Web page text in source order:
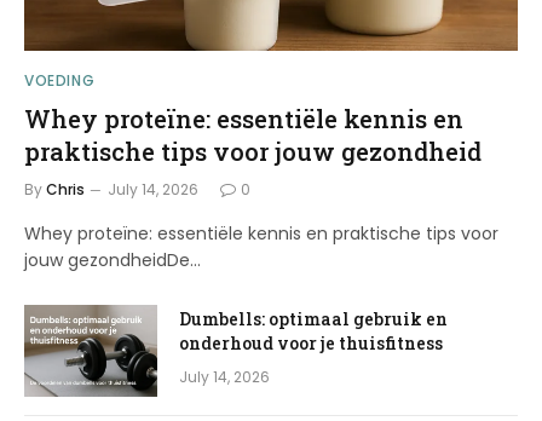
VOEDING
Whey proteïne: essentiële kennis en
praktische tips voor jouw gezondheid
ByChris July 14, 2026 0
Whey proteïne: essentiële kennis en praktische tips voor
jouw gezondheidDe…
Dumbells: optimaal gebruik en
onderhoud voor je thuisfitness
July 14, 2026